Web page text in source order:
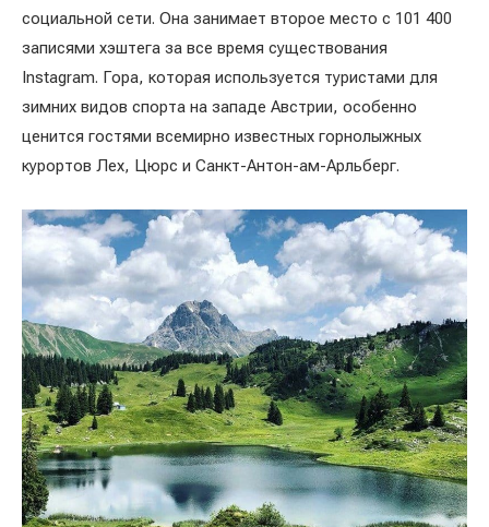
социальной сети. Она занимает второе место с 101 400
записями хэштега за все время существования
Instagram. Гора, которая используется туристами для
зимних видов спорта на западе Австрии, особенно
ценится гостями всемирно известных горнолыжных
курортов Лех, Цюрс и Санкт-Антон-ам-Арльберг.